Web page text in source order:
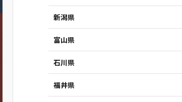
新潟県
富山県
石川県
福井県